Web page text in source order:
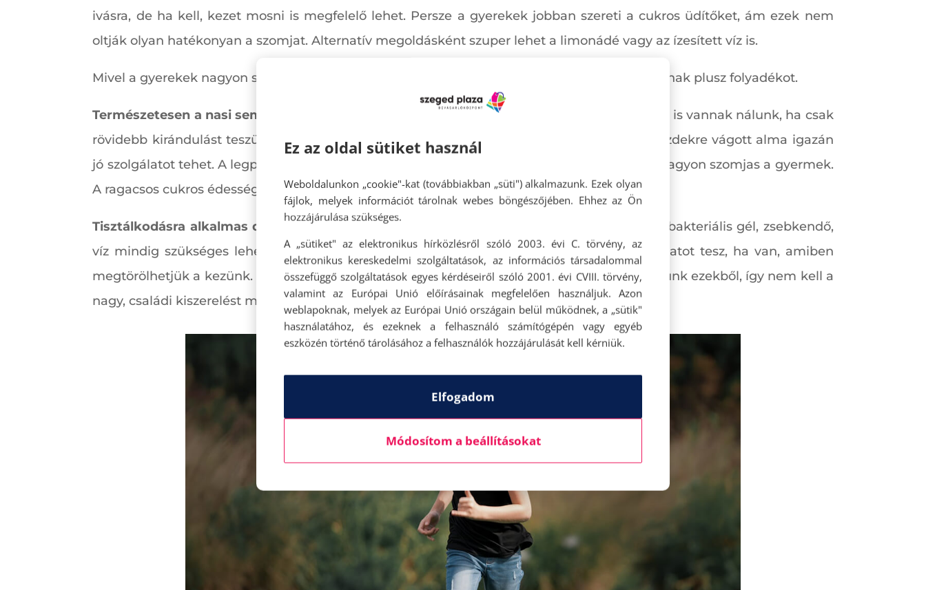
ivásra, de ha kell, kezet mosni is megfelelő lehet. Persze a gyerekek jobban szereti a cukros üdítőket, ám ezek nem
oltják olyan hatékonyan a szomjat. Alternatív megoldásként szuper lehet a limonádé vagy az ízesített víz is.
Mivel a gyerekek nagyon sokat isznak, kis hátizsákban akár ők maguk is cipelhetnek maguknak plusz folyadékot.
Természetesen a nasi sem maradhat otthon.
Ha hosszú túrára megyünk, jó, ha szendvicsek is vannak nálunk, ha csak
rövidebb kirándulást teszünk, egy kis ropi, snack, aszalt gyümölcs, gabonaszelet, vagy gerezdekre vágott alma igazán
jó szolgálatot tehet. A legpraktikusabb, ha olyan dolgokat szedünk össze, amiktől nem lesz nagyon szomjas a gyermek.
A ragacsos cukros édességek inkább maradjanak otthon.
Tisztálkodásra alkalmas dolgok is kerüljenek a zsákba.
Nedves törlőkendő, folyékony antibakteriális gél, zsebkendő,
víz mindig szükséges lehet. Evés előtt és után, esés után, mosdó használatakor jó szolgálatot tesz, ha van, amiben
megtörölhetjük a kezünk. Az üzletközpont drogériájában praktikus mini csomagokat is találunk ezekből, így nem kell a
nagy, családi kiszerelést magunkkal vinnünk.
Ez az oldal sütiket használ
Weboldalunkon „cookie"-kat (továbbiakban „süti") alkalmazunk. Ezek olyan
fájlok, melyek információt tárolnak webes böngészőjében. Ehhez az Ön
hozzájárulása szükséges.
A „sütiket" az elektronikus hírközlésről szóló 2003. évi C. törvény, az
elektronikus kereskedelmi szolgáltatások, az információs társadalommal
összefüggő szolgáltatások egyes kérdéseiről szóló 2001. évi CVIII. törvény,
valamint az Európai Unió előírásainak megfelelően használjuk. Azon
weblapoknak, melyek az Európai Unió országain belül működnek, a „sütik"
használatához, és ezeknek a felhasználó számítógépén vagy egyéb
eszközén történő tárolásához a felhasználók hozzájárulását kell kérniük.
Elfogadom
Módosítom a beállításokat